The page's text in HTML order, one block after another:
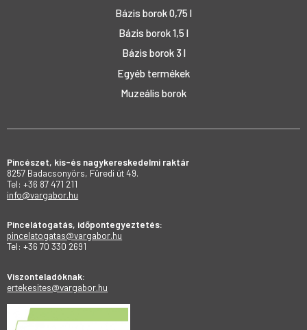
Bázis borok 0,75 l
Bázis borok 1,5 l
Bázis borok 3 l
Egyéb termékek
Muzeális borok
Pincészet, kis-és nagykereskedelmi raktár
8257 Badacsonyörs, Füredi út 49.
Tel: +36 87 471 211
info@vargabor.hu
Pincelátogatás, időpontegyeztetés:
pincelatogatas@vargabor.hu
Tel: +36 70 330 2691
Viszonteladóknak:
ertekesites@vargabor.hu